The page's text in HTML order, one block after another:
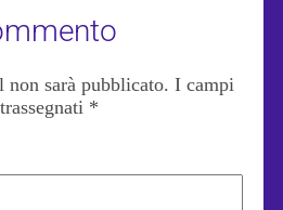
sarà pubblicato. I campi
*